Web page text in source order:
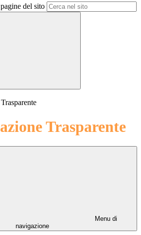
del sito
Trasparente
Menu di
navigazione